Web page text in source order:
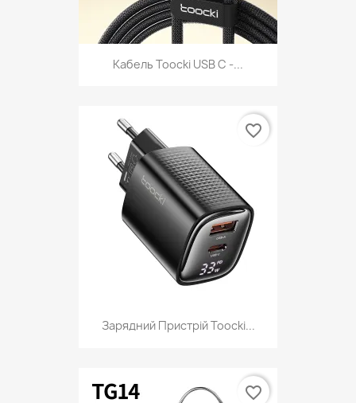
Кабель Toocki USB C -...
Зарядний Пристрій Toocki...
favorite_border
favorite_border